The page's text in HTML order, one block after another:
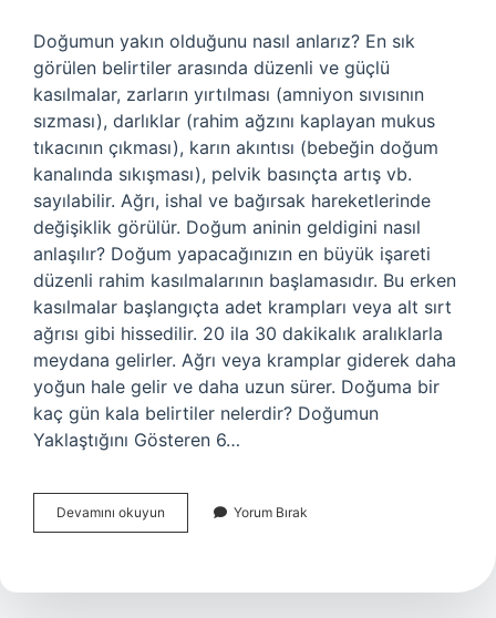
Doğumun yakın olduğunu nasıl anlarız? En sık
görülen belirtiler arasında düzenli ve güçlü
kasılmalar, zarların yırtılması (amniyon sıvısının
sızması), darlıklar (rahim ağzını kaplayan mukus
tıkacının çıkması), karın akıntısı (bebeğin doğum
kanalında sıkışması), pelvik basınçta artış vb.
sayılabilir. Ağrı, ishal ve bağırsak hareketlerinde
değişiklik görülür. Doğum aninin geldigini nasıl
anlaşılır? Doğum yapacağınızın en büyük işareti
düzenli rahim kasılmalarının başlamasıdır. Bu erken
kasılmalar başlangıçta adet krampları veya alt sırt
ağrısı gibi hissedilir. 20 ila 30 dakikalık aralıklarla
meydana gelirler. Ağrı veya kramplar giderek daha
yoğun hale gelir ve daha uzun sürer. Doğuma bir
kaç gün kala belirtiler nelerdir? Doğumun
Yaklaştığını Gösteren 6…
Devamını okuyun
Doğumun
Anlarız
Yorum Bırak